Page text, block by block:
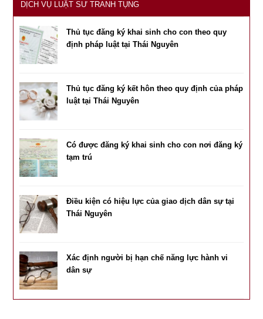
DỊCH VỤ LUẬT SƯ TRANH TỤNG
Thủ tục đăng ký khai sinh cho con theo quy
định pháp luật tại Thái Nguyên
Thủ tục đăng ký kết hôn theo quy định của pháp
luật tại Thái Nguyên
Có được đăng ký khai sinh cho con nơi đăng ký
tạm trú
Điều kiện có hiệu lực của giao dịch dân sự tại
Thái Nguyên
Xác định người bị hạn chế năng lực hành vi
dân sự